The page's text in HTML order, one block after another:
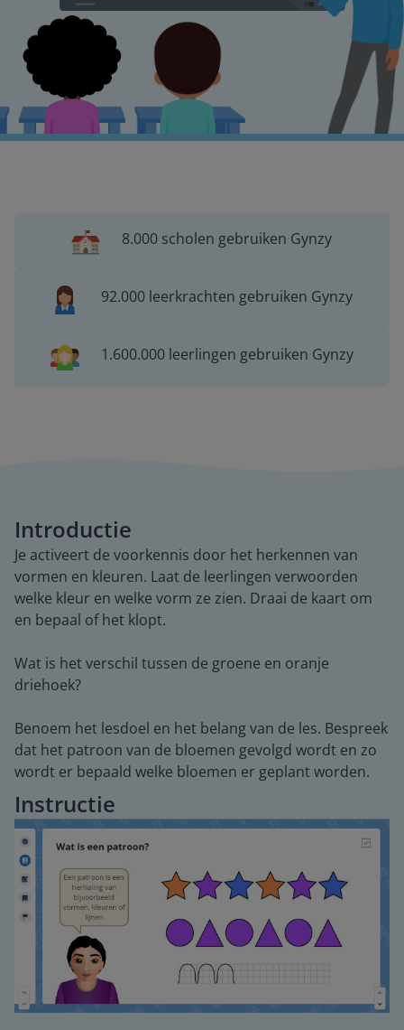
8.000 scholen gebruiken Gynzy
92.000 leerkrachten gebruiken Gynzy
1.600.000 leerlingen gebruiken Gynzy
Introductie
Je activeert de voorkennis door het herkennen van
vormen en kleuren. Laat de leerlingen verwoorden
welke kleur en welke vorm ze zien. Draai de kaart om
en bepaal of het klopt.
Wat is het verschil tussen de groene en oranje
driehoek?
Benoem het lesdoel en het belang van de les. Bespreek
dat het patroon van de bloemen gevolgd wordt en zo
wordt er bepaald welke bloemen er geplant worden.
Instructie